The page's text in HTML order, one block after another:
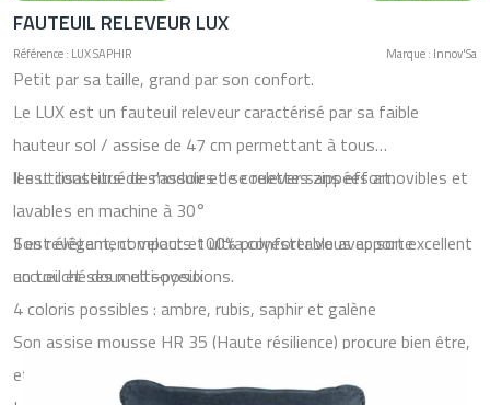
FAUTEUIL RELEVEUR LUX
Référence : LUX SAPHIR Marque : Innov'Sa
Petit par sa taille, grand par son confort.
Le LUX est un fauteuil releveur caractérisé par sa faible
hauteur sol / assise de 47 cm permettant à tous
les utilisateurs de s'assoir et se relever sans effort.
Il est élégant, compact et ultra confortable avec son excellent
accueil et ses multi-positions.
Il est constitué de modules de couettes zippées amovibles et
lavables en machine à 30°
Son revêtement velours 100% polyester vous apporte
un touché doux et soyeux
4 coloris possibles : ambre, rubis, saphir et galène
Son assise mousse HR 35 (Haute résilience) procure bien être,
et assure un excellent accueil.